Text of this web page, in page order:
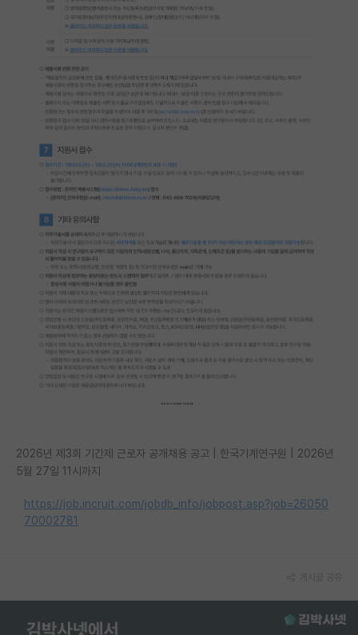
2026년 제3회 기간제 근로자 공개채용 공고 | 한국기계연구원 | 2026년
5월 27일 11시까지
https://job.incruit.com/jobdb_info/jobpost.asp?job=26050
70002781